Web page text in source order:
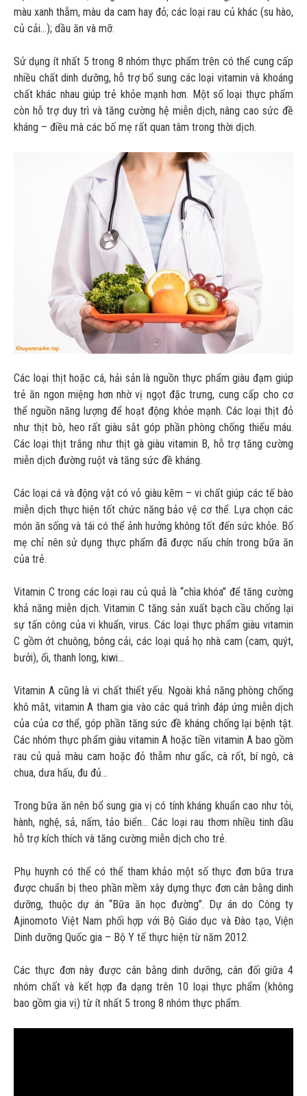
màu xanh thẫm, màu da cam hay đỏ; các loại rau củ khác (su hào,
củ cải…); dầu ăn và mỡ.
Sử dụng ít nhất 5 trong 8 nhóm thực phẩm trên có thể cung cấp
nhiều chất dinh dưỡng, hỗ trợ bổ sung các loại vitamin và khoáng
chất khác nhau giúp trẻ khỏe mạnh hơn. Một số loại thực phẩm
còn hỗ trợ duy trì và tăng cường hệ miễn dịch, nâng cao sức đề
kháng – điều mà các bố mẹ rất quan tâm trong thời dịch.
Các loại thịt hoặc cá, hải sản là nguồn thực phẩm giàu đạm giúp
trẻ ăn ngon miệng hơn nhờ vị ngọt đặc trưng, cung cấp cho cơ
thể nguồn năng lượng để hoạt động khỏe mạnh. Các loại thịt đỏ
như thịt bò, heo rất giàu sắt góp phần phòng chống thiếu máu.
Các loại thịt trắng như thịt gà giàu vitamin B, hỗ trợ tăng cường
miễn dịch đường ruột và tăng sức đề kháng.
Các loại cá và động vật có vỏ giàu kẽm – vi chất giúp các tế bào
miễn dịch thực hiện tốt chức năng bảo vệ cơ thể. Lựa chọn các
món ăn sống và tái có thể ảnh hưởng không tốt đến sức khỏe. Bố
mẹ chỉ nên sử dụng thực phẩm đã được nấu chín trong bữa ăn
của trẻ.
Vitamin C trong các loại rau củ quả là “chìa khóa” để tăng cường
khả năng miễn dịch. Vitamin C tăng sản xuất bạch cầu chống lại
sự tấn công của vi khuẩn, virus. Các loại thực phẩm giàu vitamin
C gồm ớt chuông, bông cải, các loại quả họ nhà cam (cam, quýt,
bưởi), ổi, thanh long, kiwi…
Vitamin A cũng là vi chất thiết yếu. Ngoài khả năng phòng chống
khô mắt, vitamin A tham gia vào các quá trình đáp ứng miễn dịch
của của cơ thể, góp phần tăng sức đề kháng chống lại bệnh tật.
Các nhóm thực phẩm giàu vitamin A hoặc tiền vitamin A bao gồm
rau củ quả màu cam hoặc đỏ thẫm như gấc, cà rốt, bí ngô, cà
chua, dưa hấu, đu đủ…
Trong bữa ăn nên bổ sung gia vị có tính kháng khuẩn cao như tỏi,
hành, nghệ, sả, nấm, tảo biển… Các loại rau thơm nhiều tinh dầu
hỗ trợ kích thích và tăng cường miễn dịch cho trẻ.
Phụ huynh có thể có thể tham khảo một số thực đơn bữa trưa
được chuẩn bị theo phần mềm xây dựng thực đơn cân bằng dinh
dưỡng, thuộc dự án “Bữa ăn học đường”. Dự án do Công ty
Ajinomoto Việt Nam phối hợp với Bộ Giáo dục và Đào tạo, Viện
Dinh dưỡng Quốc gia – Bộ Y tế thực hiện từ năm 2012.
Các thực đơn này được cân bằng dinh dưỡng, cân đối giữa 4
nhóm chất và kết hợp đa dạng trên 10 loại thực phẩm (không
bao gồm gia vị) từ ít nhất 5 trong 8 nhóm thực phẩm.